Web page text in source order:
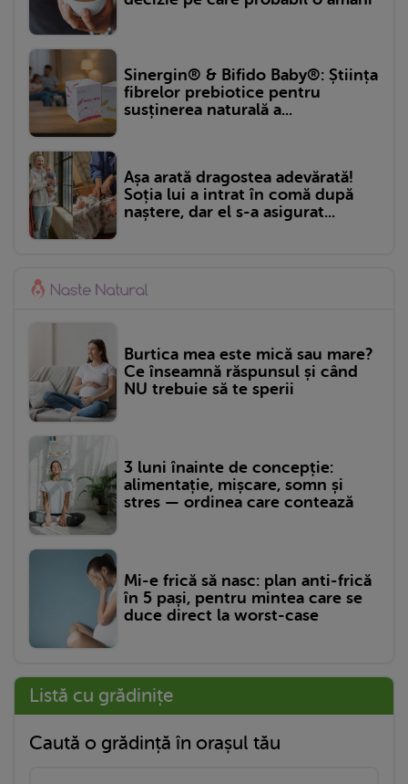
Sinergin® & Bifido Baby®: Știința
fibrelor prebiotice pentru
susținerea naturală a...
Așa arată dragostea adevărată!
Soția lui a intrat în comă după
naștere, dar el s-a asigurat...
Burtica mea este mică sau mare?
Ce înseamnă răspunsul și când
NU trebuie să te sperii
3 luni înainte de concepție:
alimentație, mișcare, somn și
stres — ordinea care contează
Mi-e frică să nasc: plan anti-frică
în 5 pași, pentru mintea care se
duce direct la worst-case
Listă cu grădinițe
Caută o grădință în orașul tău